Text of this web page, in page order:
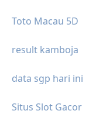
Toto Macau 5D
result kamboja
data sgp hari ini
Situs Slot Gacor